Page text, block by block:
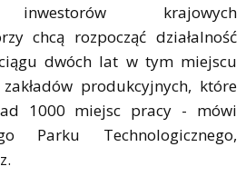
inwestorów krajowych
chcą rozpocząć działalność
dwóch lat w tym miejscu
produkcyjnych, które
1000 miejsc pracy - mówi
Parku Technologicznego,